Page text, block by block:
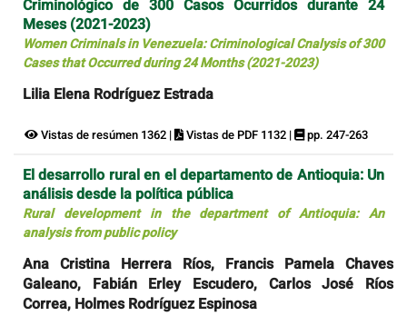
Criminológico de 300 Casos Ocurridos durante 24
Meses (2021-2023)
Women Criminals in Venezuela: Criminological Cnalysis of 300
Cases that Occurred during 24 Months (2021-2023)
Lilia Elena Rodríguez Estrada
Vistas de resúmen 1362 | Vistas de PDF 1132 | pp. 247-263
El desarrollo rural en el departamento de Antioquia: Un
análisis desde la política pública
Rural development in the department of Antioquia: An
analysis from public policy
Ana Cristina Herrera Ríos, Francis Pamela Chaves
Galeano, Fabián Erley Escudero, Carlos José Ríos
Correa, Holmes Rodríguez Espinosa